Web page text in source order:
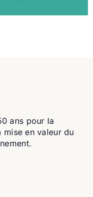
ans pour la
en valeur du